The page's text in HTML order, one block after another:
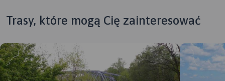
Trasy, które mogą Cię zainteresować